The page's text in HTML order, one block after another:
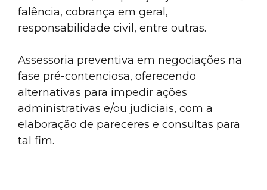
falência, cobrança em geral,
responsabilidade civil, entre outras.
Assessoria preventiva em negociações na
fase pré-contenciosa, oferecendo
alternativas para impedir ações
administrativas e/ou judiciais, com a
elaboração de pareceres e consultas para
tal fim.